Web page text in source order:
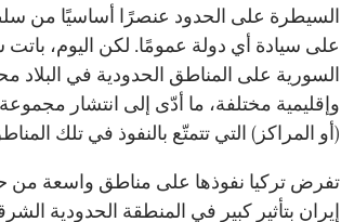
السيطرة على الحدود عنصرًا أساسيًا من
على سيادة أي دولة عمومًا. لكن اليوم،
السورية على المناطق الحدودية في
وإقليمية مختلفة، ما أدّى إلى انتشار
(أو المراكز) التي تتمتّع بالنفوذ في تلك
تفرض تركيا نفوذها على مناطق واسعة من
إيران بتأثيرٍ كبير في المنطقة الحدودية